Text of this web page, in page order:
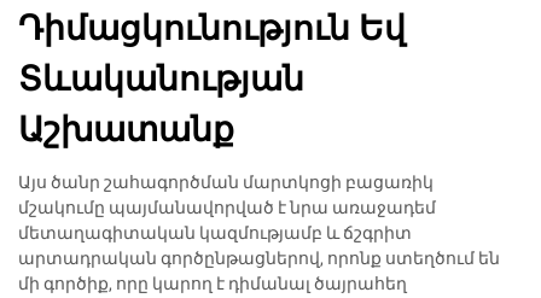
Դիմացկունություն Եվ
Տևականության
Աշխատանք
Այս ծանր շահագործման մարտկոցի բացառիկ
մշակումը պայմանավորված է նրա առաջադեմ
մետաղագիտական կազմությամբ և ճշգրիտ
արտադրական գործընթացներով, որոնք ստեղծում են
մի գործիք, որը կարող է դիմանալ ծայրահեղ